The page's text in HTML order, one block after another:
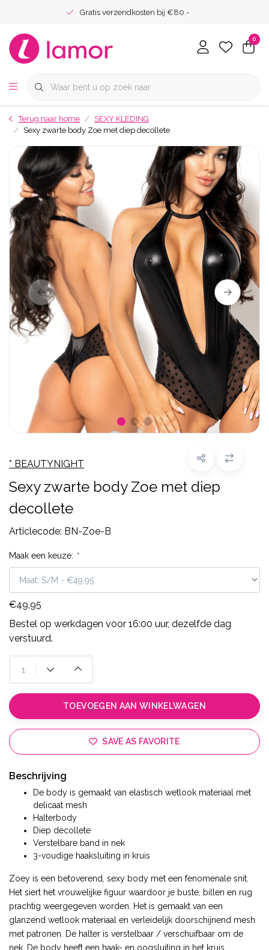
Gratis verzendkosten bij €80.-
0
Terug naar home
SEXY KLEDING
Sexy zwarte body Zoe met diep decollete
* BEAUTYNIGHT
Sexy zwarte body Zoe met diep
decollete
Articlecode: BN-Zoe-B
Maak een keuze: *
€49,95
Bestel op werkdagen voor 16:00 uur, dezelfde dag
verstuurd.
TOEVOEGEN AAN WINKELWAGEN
SAVE AS FAVORITE
Beschrijving
De body is gemaakt van elastisch wetlook materiaal met
delicaat mesh
Halterbody
Diep decollete
Verstelbare band in nek
3-voudige haaksluiting in kruis
Zoey is een betoverend, sexy body met een fenomenale snit.
Het siert het vrouwelijke figuur waardoor je buste, billen en rug
prachtig weergegeven worden. Het is gemaakt van een
glanzend wetlook materiaal en verleidelijk doorschijnend mesh
met patronen. De halter is verstelbaar / verschuifbaar om de
nek. De body heeft een haak- en oogsluiting in het kruis..